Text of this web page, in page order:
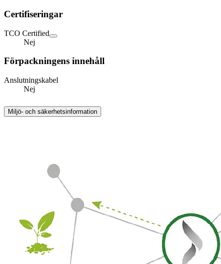
Certifiseringar
TCO Certified
Nej
Förpackningens innehåll
Anslutningskabel
Nej
Miljö- och säkerhetsinformation